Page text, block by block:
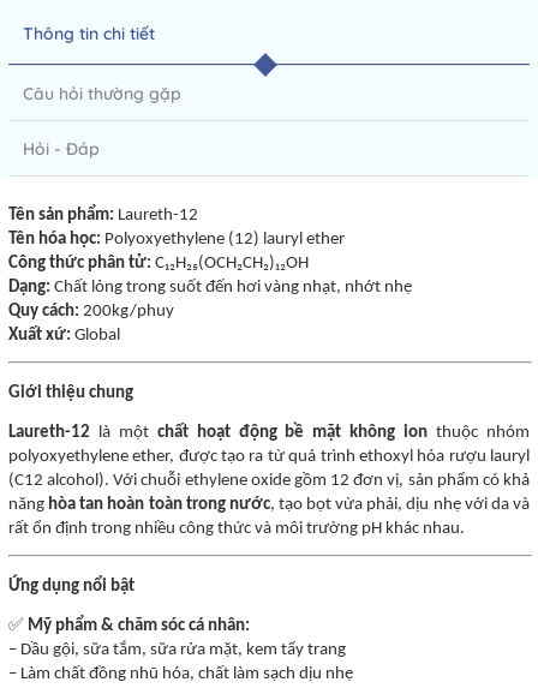
Thông tin chi tiết
Câu hỏi thường gặp
Hỏi - Đáp
Tên sản phẩm: Laureth-12
Tên hóa học: Polyoxyethylene (12) lauryl ether
Công thức phân tử: C₁₂H₂₅(OCH₂CH₂)₁₂OH
Dạng: Chất lỏng trong suốt đến hơi vàng nhạt, nhớt nhẹ
Quy cách: 200kg/phuy
Xuất xứ: Global
Giới thiệu chung
Laureth-12 là một chất hoạt động bề mặt không ion thuộc nhóm
polyoxyethylene ether, được tạo ra từ quá trình ethoxyl hóa rượu lauryl
(C12 alcohol). Với chuỗi ethylene oxide gồm 12 đơn vị, sản phẩm có khả
năng hòa tan hoàn toàn trong nước, tạo bọt vừa phải, dịu nhẹ với da và
rất ổn định trong nhiều công thức và môi trường pH khác nhau.
Ứng dụng nổi bật
✅ Mỹ phẩm & chăm sóc cá nhân:
– Dầu gội, sữa tắm, sữa rửa mặt, kem tẩy trang
– Làm chất đồng nhũ hóa, chất làm sạch dịu nhẹ